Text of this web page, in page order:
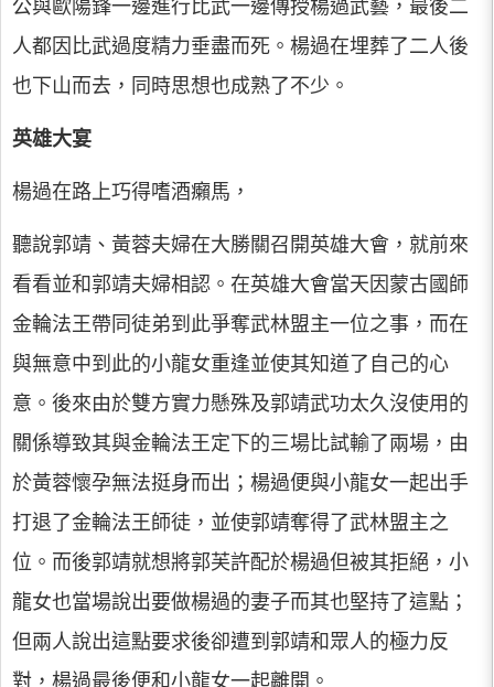
公與歐陽鋒一邊進行比武一邊傳授楊過武藝，最後二
人都因比武過度精力垂盡而死。楊過在埋葬了二人後
也下山而去，同時思想也成熟了不少。
英雄大宴
楊過在路上巧得嗜酒癩馬，
聽說郭靖、黃蓉夫婦在大勝關召開英雄大會，就前來
看看並和郭靖夫婦相認。在英雄大會當天因蒙古國師
金輪法王帶同徒弟到此爭奪武林盟主一位之事，而在
與無意中到此的小龍女重逢並使其知道了自己的心
意。後來由於雙方實力懸殊及郭靖武功太久沒使用的
關係導致其與金輪法王定下的三場比試輸了兩場，由
於黃蓉懷孕無法挺身而出；楊過便與小龍女一起出手
打退了金輪法王師徒，並使郭靖奪得了武林盟主之
位。而後郭靖就想將郭芙許配於楊過但被其拒絕，小
龍女也當場說出要做楊過的妻子而其也堅持了這點；
但兩人說出這點要求後卻遭到郭靖和眾人的極力反
對，楊過最後便和小龍女一起離開。